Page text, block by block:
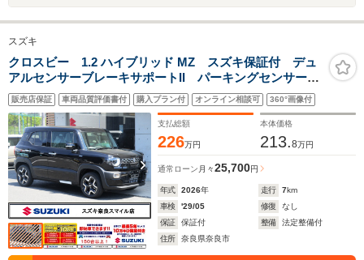
スズキ
クロスビー 1.2 ハイブリッド MZ スズキ保証付 デュ
アルセンサーブレーキサポートII パーキングセンサー
ブラインドスポットモニター アダプティブクルーズコ
ントロール LEDヘッドランプ 電動パーキングブレー
キ パドルシフト
販売店保証 車両品質評価書付 購入プラン付 オンライン相談可 360°画像付
支払総額
226万円
本体価格
213.8万円
通常ローン 月々25,700円
年式 2026年 走行 7km
車検
'29/05 修復
なし
保証
保証付 整備
法定整備付
住所
奈良県奈良市